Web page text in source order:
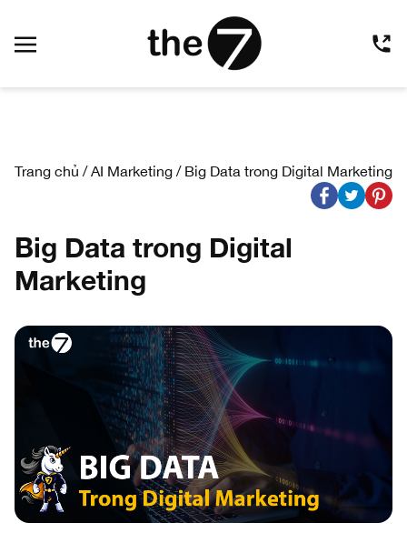
Trang chủ /AI Marketing / Big Data trong Digital Marketing
Big Data trong Digital
Marketing